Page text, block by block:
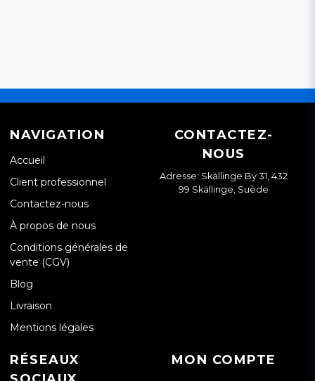
NAVIGATION
Accueil
Client professionnel
Contactez-nous
À propos de nous
Conditions générales de
vente (CGV)
Blog
Livraison
Mentions légales
CONTACTEZ-
NOUS
Adresse: Skällinge By 31, 432
99 Skällinge, Suède
RÉSEAUX
MON COMPTE